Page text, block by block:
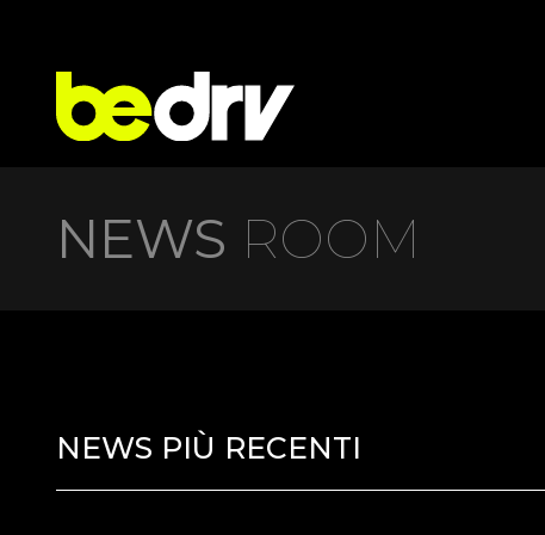
NEWS ROOM
NEWS PIÙ RECENTI